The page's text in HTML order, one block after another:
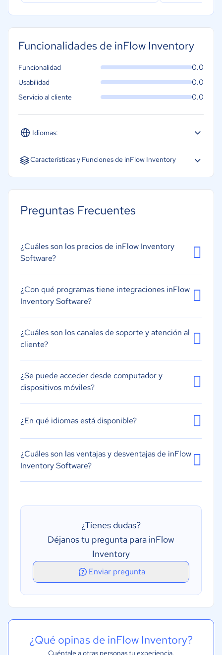
Funcionalidades de inFlow Inventory
Idiomas:
Inglés
Funcionalidad 0.0
Usabilidad 0.0
Servicio al cliente 0.0
Características y Funciones de inFlow Inventory
Gestión multicanal
Previsión
Gestión de inventario de minoristas
Alertas y notificaciones
Preguntas Frecuentes
¿Cuáles son los precios de inFlow Inventory
Software?
¿Con qué programas tiene integraciones inFlow
Inventory Software?
¿Cuáles son los canales de soporte y atención al
cliente?
¿Se puede acceder desde computador y
dispositivos móviles?
¿En qué idiomas está disponible?
¿Cuáles son las ventajas y desventajas de inFlow
Inventory Software?
¿Tienes dudas?
Déjanos tu pregunta para inFlow
Inventory
Enviar pregunta
¿Qué opinas de inFlow Inventory?
Cuéntale a otras personas tu experiencia.